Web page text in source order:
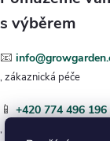
📧
📱+420 774 496 196